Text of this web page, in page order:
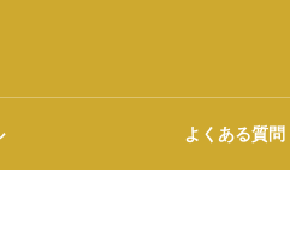
よくある質問